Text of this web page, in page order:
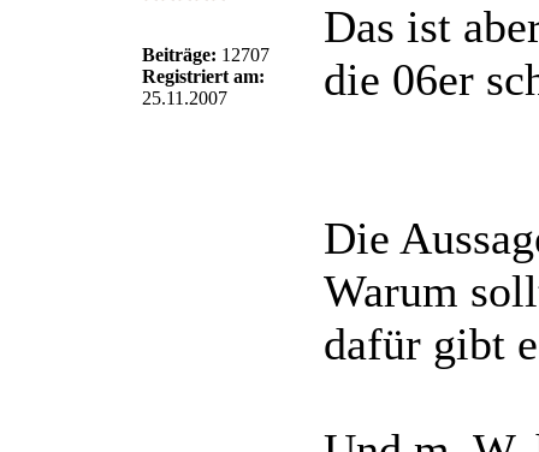
Beiträge: 12707
Registriert am:
25.11.2007
Das ist
die 06er
Die
Warum
dafür gibt